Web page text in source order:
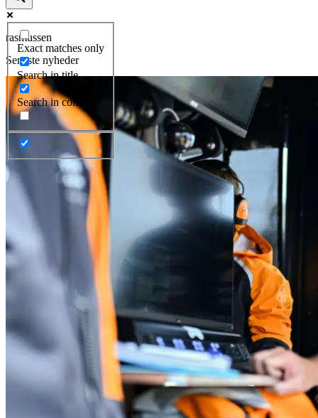
Exact matches only
Search in title
Search in content
rasmussen
Seneste nyheder